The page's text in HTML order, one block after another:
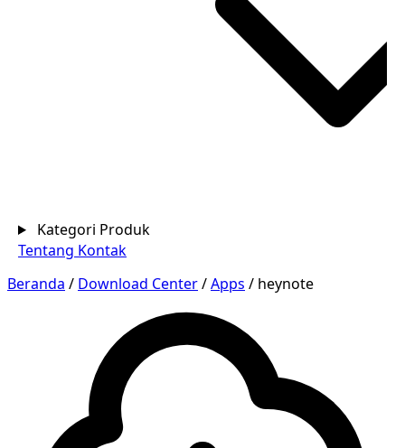
Kategori Produk
Tentang Kontak
Beranda / Download Center/Apps / heynote